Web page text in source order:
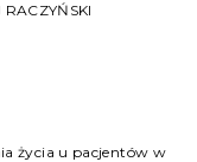
życia u pacjentów w